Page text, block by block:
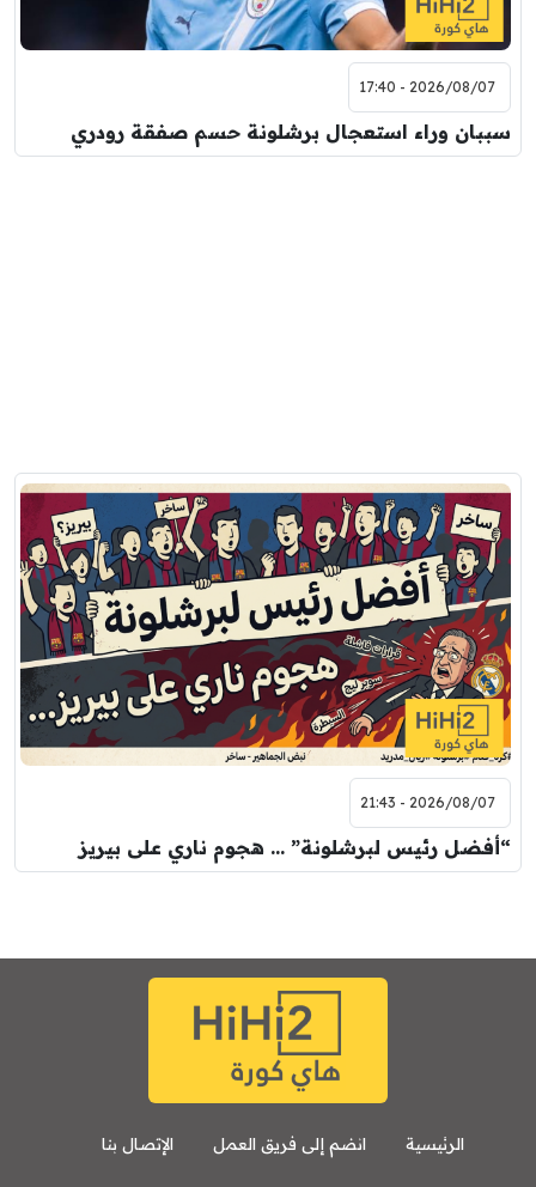
2026/08/07 - 17:40
سببان وراء استعجال برشلونة حسم صفقة رودري
2026/08/07 - 21:43
“أفضل رئيس لبرشلونة” … هجوم ناري على بيريز
الرئيسية انضم إلى فريق العمل الإتصال بنا